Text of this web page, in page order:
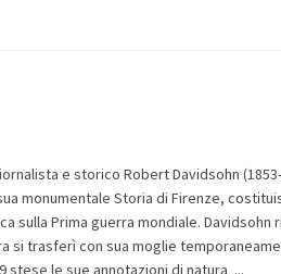
e storico Robert Davidsohn
monumentale Storia di Firenze,
sulla Prima guerra mondiale. Davidsohn
si trasferì con sua moglie
stese le sue annotazioni di natura ...